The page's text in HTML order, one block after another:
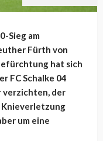
Sieg am
Fürth von
hat sich
FC Schalke 04
verzichten, der
um eine